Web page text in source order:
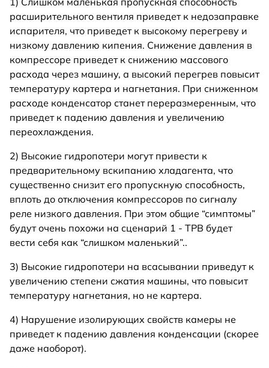
расширительного вентиля приведет к недозаправке
испарителя, что приведет к высокому перегреву и
низкому давлению кипения. Снижение давления в
компрессоре приведет к снижению массового
расхода через машину, а высокий перегрев повысит
температуру картера и нагнетания. При сниженном
расходе конденсатор станет переразмеренным, что
приведет к падению давления и увеличению
переохлаждения.
2) Высокие гидропотери могут привести к
предварительному вскипанию хладагента, что
существенно снизит его пропускную способность,
вплоть до отключения компрессоров по сигналу
реле низкого давления. При этом общие “симптомы”
будут очень похожи на сценарий 1 - ТРВ будет
вести себя как “слишком маленький”..
3) Высокие гидропотери на всасывании приведут к
увеличению степени сжатия машины, что повысит
температуру нагнетания, но не картера.
4) Нарушение изолирующих свойств камеры не
приведет к падению давления конденсации (скорее
даже наоборот).